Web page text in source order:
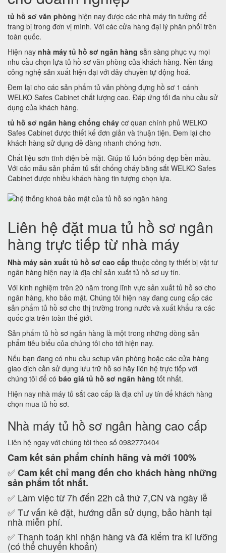
tủ hồ sơ văn phòng hiện nay được các nhà máy tin tưởng để
trang bị trong đơn vị mình. Với các cửa hàng đại lý phân phối trên
toàn quốc.
Hiện nay nhà máy tủ hồ sơ ngân hàng sẵn sàng phục vụ mọi
nhu cầu chọn lựa tủ hồ sơ văn phòng của khách hàng. Nền tảng
công nghệ sản xuất hiện đại với dây chuyền tự động hoá.
Đem lại cho các sản phẩm tủ văn phòng đựng hồ sơ 1 cánh
WELKO Safes Cabinet chất lượng cao. Đáp ứng tối đa nhu cầu sử
dụng của khách hàng.
tủ hồ sơ ngân hàng chống cháy cơ quan chính phủ WELKO
Safes Cabinet được thiết kế đơn giản và thuận tiện. Đem lại cho
khách hàng sử dụng dễ dàng nhanh chóng hơn.
Chất liệu sơn tĩnh điện bề mặt. Giúp tủ luôn bóng đẹp bền mầu.
Với các mẫu sản phẩm tủ sắt chống cháy bằng sắt WELKO Safes
Cabinet được nhiều khách hàng tin tượng chọn lựa.
Liên hệ đặt mua tủ hồ sơ ngân
hàng trực tiếp từ nhà máy
Nhà máy sản xuất tủ hồ sơ cao cấp thuộc công ty thiết bị vật tư
ngân hàng hiện nay là địa chỉ sản xuất tủ hồ sơ uy tín.
Với kinh nghiệm trên 20 năm trong lĩnh vực sản xuất tủ hồ sơ cho
ngân hàng, kho bảo mật. Chúng tôi hiện nay đang cung cấp các
sản phẩm tủ hồ sơ cho thị trường trong nước và xuất khẩu ra các
quốc gia trên toàn thế giới.
Sản phẩm tủ hồ sơ ngân hàng là một trong những dòng sản
phẩm tiêu biểu của chúng tôi cho tới hiện nay.
Nếu bạn đang có nhu cầu setup văn phòng hoặc các cửa hàng
giao dịch cần sử dụng lưu trữ hồ sơ hãy liên hệ trực tiếp với
chúng tôi để có báo giá tủ hồ sơ ngân hàng tốt nhất.
Hiện nay nhà máy tủ sắt cao cấp là địa chỉ uy tín để khách hàng
chọn mua tủ hồ sơ.
Nhà máy tủ hồ sơ ngân hàng cao cấp
Liên hệ ngay với chúng tôi theo số 0982770404
Cam kếtsản phẩm chính hãng và mới 100%
✅Cam kếtchỉ mang đến cho khách hàng những
sản phẩm tốt nhất.
✅ Làm việc từ 7h đến 22h cả thứ 7,CN và ngày lễ
✅ Tư vấn kê đặt, hướng dẫn sử dụng, bảo hành tại
nhà miễn phí.
✅ Thanh toán khi nhận hàng và đã kiểm tra kĩ lưỡng
(có thể chuyển khoản)